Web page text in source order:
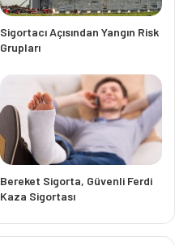
Sigortacı Açısından Yangın Risk
Grupları
Bereket Sigorta, Güvenli Ferdi
Kaza Sigortası